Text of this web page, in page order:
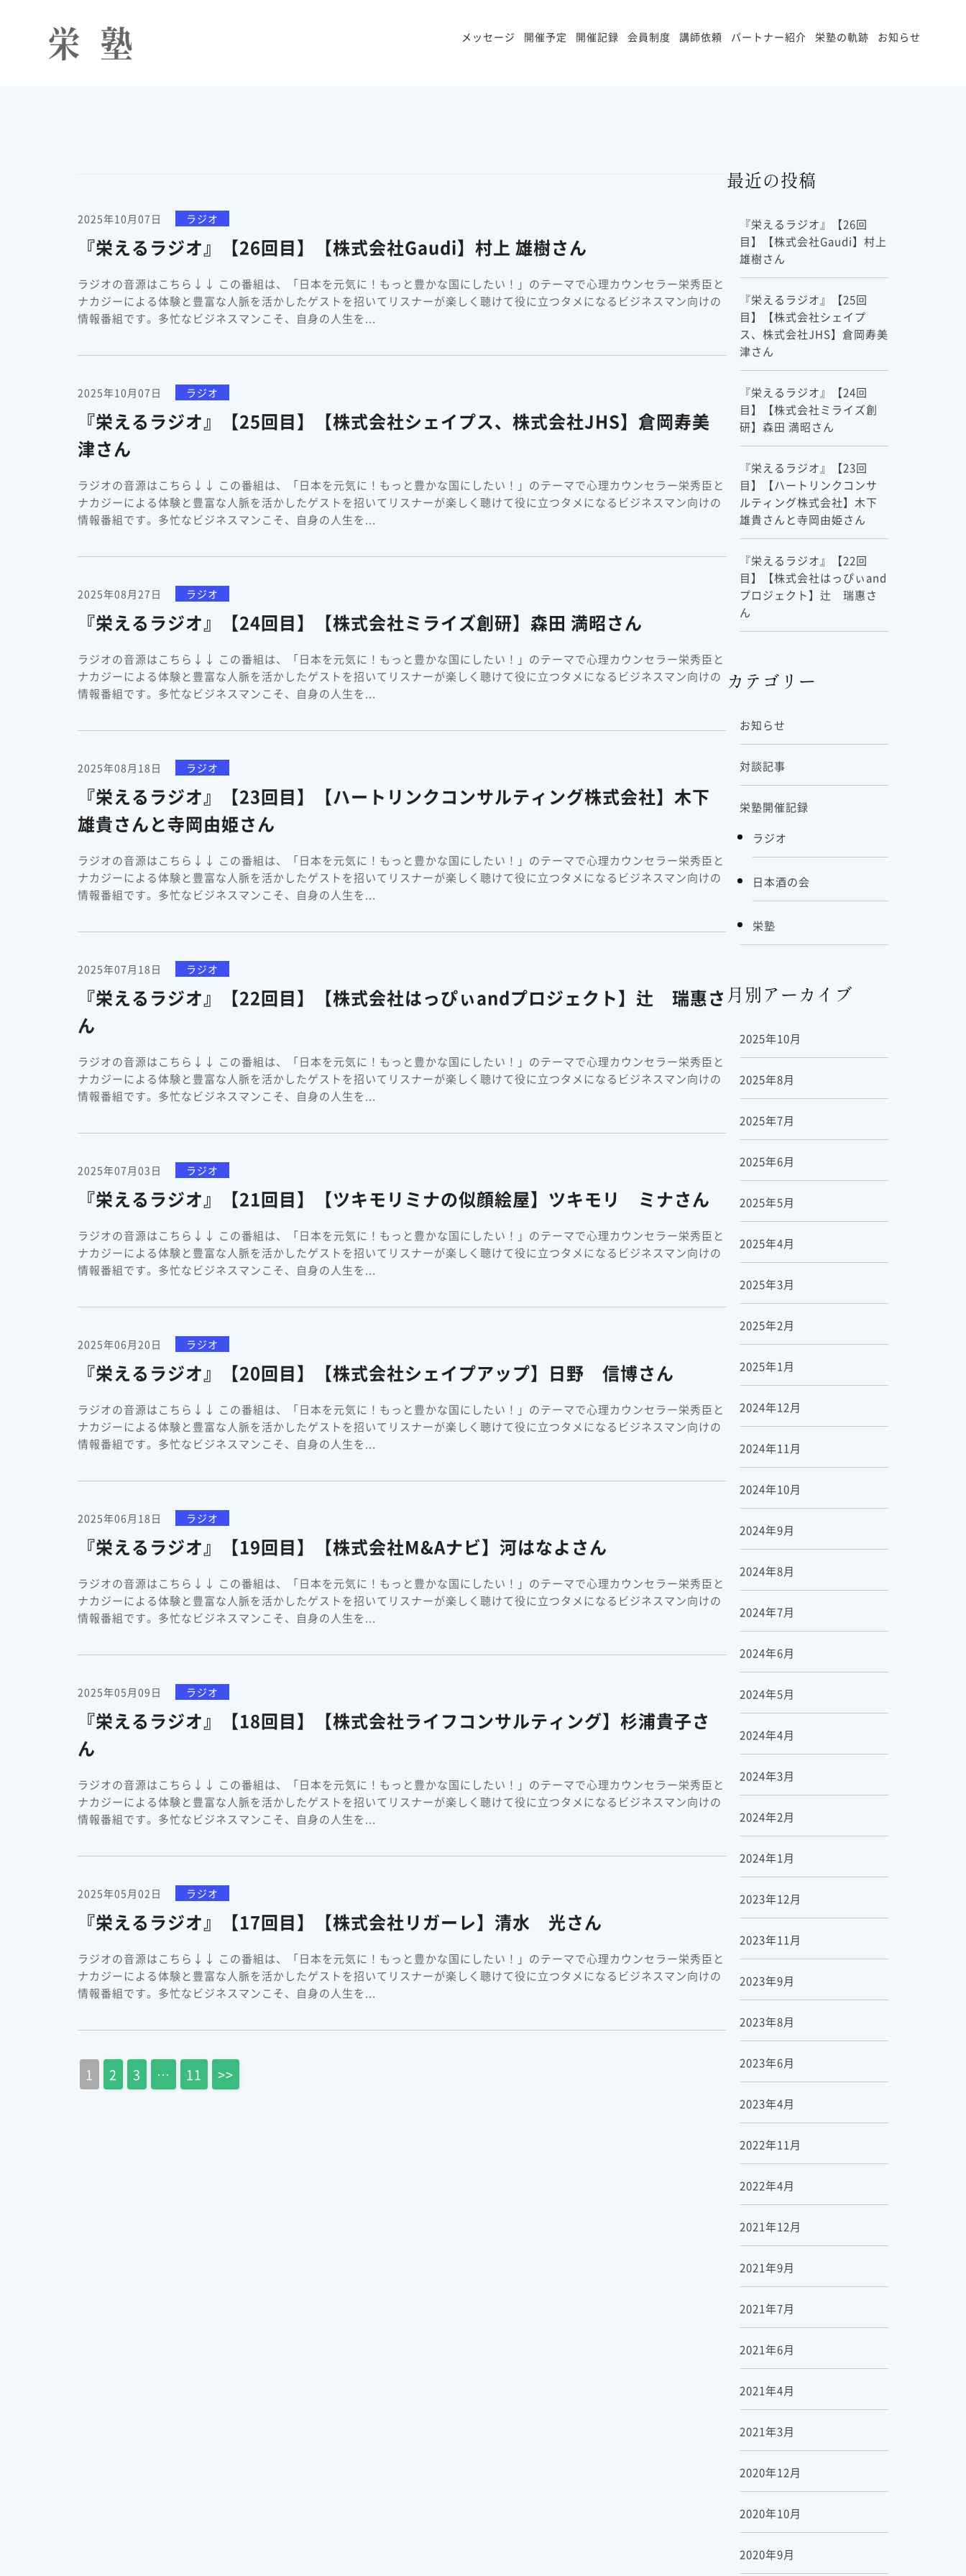
メッセージ 開催予定 開催記録 会員制度 講師依頼 パートナー紹介 栄塾の軌跡 お知らせ
2025年10月07日 ラジオ
『栄えるラジオ』【26回目】【株式会社Gaudi】村上 雄樹さん
ラジオの音源はこちら↓↓ この番組は、「日本を元気に！もっと豊かな国にしたい！」のテーマで心理カウンセラー栄秀臣と
ナカジーによる体験と豊富な人脈を活かしたゲストを招いてリスナーが楽しく聴けて役に立つタメになるビジネスマン向けの
情報番組です。多忙なビジネスマンこそ、自身の人生を...
2025年10月07日 ラジオ
『栄えるラジオ』【25回目】【株式会社シェイプス、株式会社JHS】倉岡寿美
津さん
ラジオの音源はこちら↓↓ この番組は、「日本を元気に！もっと豊かな国にしたい！」のテーマで心理カウンセラー栄秀臣と
ナカジーによる体験と豊富な人脈を活かしたゲストを招いてリスナーが楽しく聴けて役に立つタメになるビジネスマン向けの
情報番組です。多忙なビジネスマンこそ、自身の人生を...
2025年08月27日 ラジオ
『栄えるラジオ』【24回目】【株式会社ミライズ創研】森田 満昭さん
ラジオの音源はこちら↓↓ この番組は、「日本を元気に！もっと豊かな国にしたい！」のテーマで心理カウンセラー栄秀臣と
ナカジーによる体験と豊富な人脈を活かしたゲストを招いてリスナーが楽しく聴けて役に立つタメになるビジネスマン向けの
情報番組です。多忙なビジネスマンこそ、自身の人生を...
2025年08月18日 ラジオ
『栄えるラジオ』【23回目】【ハートリンクコンサルティング株式会社】木下
雄貴さんと寺岡由姫さん
ラジオの音源はこちら↓↓ この番組は、「日本を元気に！もっと豊かな国にしたい！」のテーマで心理カウンセラー栄秀臣と
ナカジーによる体験と豊富な人脈を活かしたゲストを招いてリスナーが楽しく聴けて役に立つタメになるビジネスマン向けの
情報番組です。多忙なビジネスマンこそ、自身の人生を...
2025年07月18日 ラジオ
『栄えるラジオ』【22回目】【株式会社はっぴぃandプロジェクト】辻 瑞惠さ
ん
ラジオの音源はこちら↓↓ この番組は、「日本を元気に！もっと豊かな国にしたい！」のテーマで心理カウンセラー栄秀臣と
ナカジーによる体験と豊富な人脈を活かしたゲストを招いてリスナーが楽しく聴けて役に立つタメになるビジネスマン向けの
情報番組です。多忙なビジネスマンこそ、自身の人生を...
2025年07月03日 ラジオ
『栄えるラジオ』【21回目】【ツキモリミナの似顔絵屋】ツキモリ ミナさん
ラジオの音源はこちら↓↓ この番組は、「日本を元気に！もっと豊かな国にしたい！」のテーマで心理カウンセラー栄秀臣と
ナカジーによる体験と豊富な人脈を活かしたゲストを招いてリスナーが楽しく聴けて役に立つタメになるビジネスマン向けの
情報番組です。多忙なビジネスマンこそ、自身の人生を...
2025年06月20日 ラジオ
『栄えるラジオ』【20回目】【株式会社シェイプアップ】日野 信博さん
ラジオの音源はこちら↓↓ この番組は、「日本を元気に！もっと豊かな国にしたい！」のテーマで心理カウンセラー栄秀臣と
ナカジーによる体験と豊富な人脈を活かしたゲストを招いてリスナーが楽しく聴けて役に立つタメになるビジネスマン向けの
情報番組です。多忙なビジネスマンこそ、自身の人生を...
2025年06月18日 ラジオ
『栄えるラジオ』【19回目】【株式会社M&Aナビ】河はなよさん
ラジオの音源はこちら↓↓ この番組は、「日本を元気に！もっと豊かな国にしたい！」のテーマで心理カウンセラー栄秀臣と
ナカジーによる体験と豊富な人脈を活かしたゲストを招いてリスナーが楽しく聴けて役に立つタメになるビジネスマン向けの
情報番組です。多忙なビジネスマンこそ、自身の人生を...
2025年05月09日 ラジオ
『栄えるラジオ』【18回目】【株式会社ライフコンサルティング】杉浦貴子さ
ん
ラジオの音源はこちら↓↓ この番組は、「日本を元気に！もっと豊かな国にしたい！」のテーマで心理カウンセラー栄秀臣と
ナカジーによる体験と豊富な人脈を活かしたゲストを招いてリスナーが楽しく聴けて役に立つタメになるビジネスマン向けの
情報番組です。多忙なビジネスマンこそ、自身の人生を...
2025年05月02日 ラジオ
『栄えるラジオ』【17回目】【株式会社リガーレ】清水 光さん
ラジオの音源はこちら↓↓ この番組は、「日本を元気に！もっと豊かな国にしたい！」のテーマで心理カウンセラー栄秀臣と
ナカジーによる体験と豊富な人脈を活かしたゲストを招いてリスナーが楽しく聴けて役に立つタメになるビジネスマン向けの
情報番組です。多忙なビジネスマンこそ、自身の人生を...
1 2 3 … 11 >>
最近の投稿
『栄えるラジオ』【26回
目】【株式会社Gaudi】村上
雄樹さん
『栄えるラジオ』【25回
目】【株式会社シェイプ
ス、株式会社JHS】倉岡寿美
津さん
『栄えるラジオ』【24回
目】【株式会社ミライズ創
研】森田 満昭さん
『栄えるラジオ』【23回
目】【ハートリンクコンサ
ルティング株式会社】木下
雄貴さんと寺岡由姫さん
『栄えるラジオ』【22回
目】【株式会社はっぴぃand
プロジェクト】辻 瑞惠さ
ん
カテゴリー
お知らせ
対談記事
栄塾開催記録
ラジオ
日本酒の会
栄塾
月別アーカイブ
2025年10月
2025年8月
2025年7月
2025年6月
2025年5月
2025年4月
2025年3月
2025年2月
2025年1月
2024年12月
2024年11月
2024年10月
2024年9月
2024年8月
2024年7月
2024年6月
2024年5月
2024年4月
2024年3月
2024年2月
2024年1月
2023年12月
2023年11月
2023年9月
2023年8月
2023年6月
2023年4月
2022年11月
2022年4月
2021年12月
2021年9月
2021年7月
2021年6月
2021年4月
2021年3月
2020年12月
2020年10月
2020年9月